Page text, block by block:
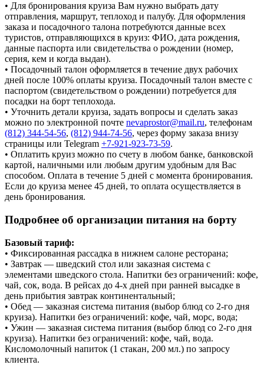
• Для бронирования круиза Вам нужно выбрать дату
отправления, маршрут, теплоход и палубу. Для оформления
заказа и посадочного талона потребуются данные всех
туристов, отправляющихся в круиз: ФИО, дата рождения,
данные паспорта или свидетельства о рождении (номер,
серия, кем и когда выдан).
• Посадочный талон оформляется в течение двух рабочих
дней после 100% оплаты круиза. Посадочный талон вместе с
паспортом (свидетельством о рождении) потребуется для
посадки на борт теплохода.
• Уточнить детали круиза, задать вопросы и сделать заказ
можно по электронной почте nevaprostor@mail.ru, телефонам
(812) 344-54-56, (812) 944-74-56, через форму заказа внизу
страницы или Telegram +7-921-923-73-59.
• Оплатить круиз можно по счету в любом банке, банковской
картой, наличными или любым другим удобным для Вас
способом. Оплата в течение 5 дней с момента бронирования.
Если до круиза менее 45 дней, то оплата осуществляется в
день бронирования.
Подробнее об организации питания на борту
Базовый тариф:
• Фиксированная рассадка в нижнем салоне ресторана;
• Завтрак — шведский стол или заказная система с
элементами шведского стола. Напитки без ограничений: кофе,
чай, сок, вода. В рейсах до 4-х дней при ранней высадке в
день прибытия завтрак континентальный;
• Обед — заказная система питания (выбор блюд со 2-го дня
круиза). Напитки без ограничений: кофе, чай, морс, вода;
• Ужин — заказная система питания (выбор блюд со 2-го дня
круиза). Напитки без ограничений: кофе, чай, вода.
Кисломолочный напиток (1 стакан, 200 мл.) по запросу
клиента.